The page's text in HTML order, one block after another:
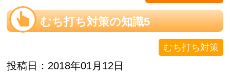
むち打ち対策の知識5
むち打ち対策
投稿日：2018年01月12日